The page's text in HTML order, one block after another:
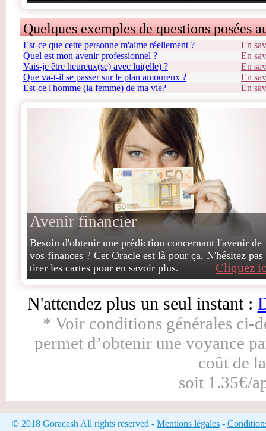
Quelques exemples de questions posées
Est-ce que cette personne m'aime réellement ?
En
Quel est mon avenir professionnel ?
En
Vais-je être heureux(se) avec lui(elle) ?
En
Que va-t-il se passer sur le plan amoureux ?
En
Est-ce l'homme (la femme) de ma vie?
En
Avenir financier
Cliquez
Besoin d'obtenir une prédiction concernant l'avenir de
vos finances ? Cet Oracle est là pour ça. N'hésitez pas
tirer les cartes pour en savoir plus.
N'attendez plus un seul instant :
* Voir conditions générales ci-
permet d’obtenir une voyance
coût de
soit 1.35€/
© 2018 Goracash All rights reserved - Mentions légales -